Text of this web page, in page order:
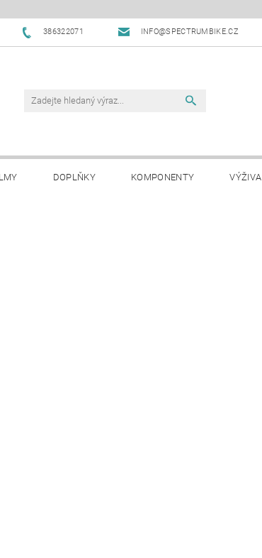
386322071 INFO@SPECTRUMBIKE.CZ
DOPLŇKY KOMPONENTY VÝŽIVA